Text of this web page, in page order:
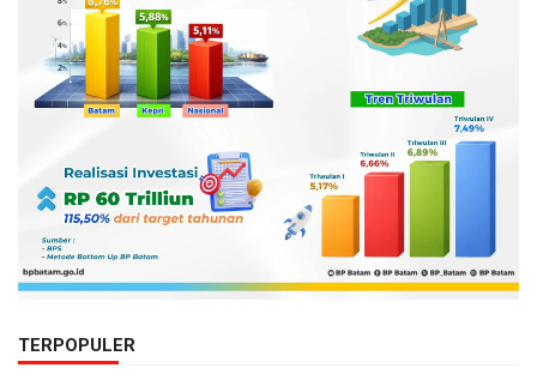
TERPOPULER